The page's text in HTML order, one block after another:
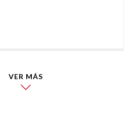
VER MÁS